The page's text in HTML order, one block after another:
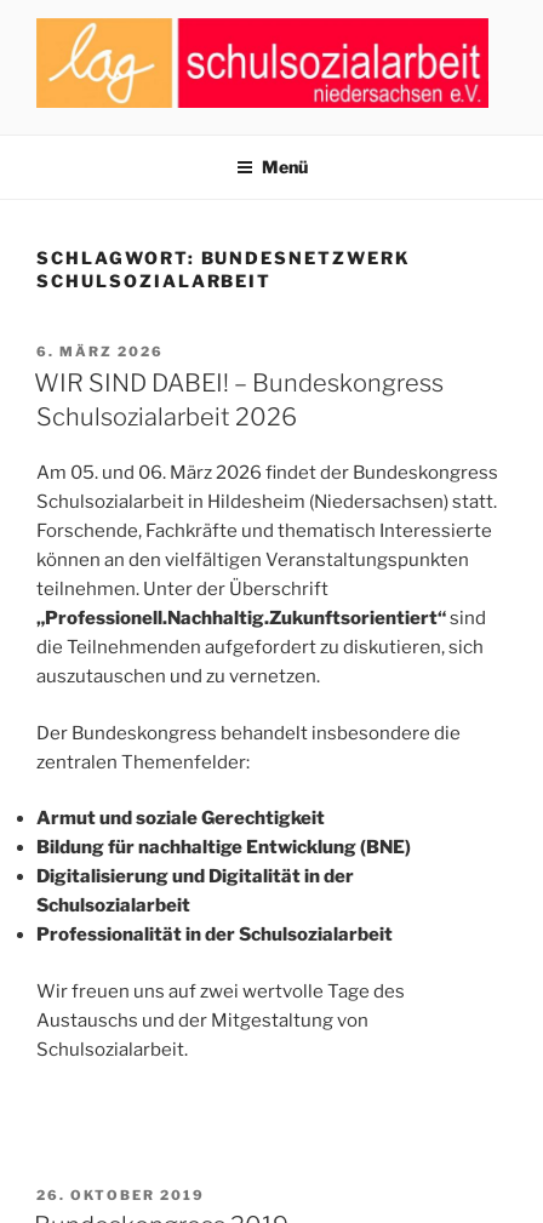
Zum
springen
NIEDERSACHSEN E.V.
Menü
SCHLAGWORT: BUNDESNETZWERK
SCHULSOZIALARBEIT
VERÖFFENTLICHT
AM
6. MÄRZ 2026
WIR SIND DABEI! – Bundeskongress
Schulsozialarbeit 2026
Am 05. und 06. März 2026 findet der Bundeskongress
Schulsozialarbeit in Hildesheim (Niedersachsen) statt.
Forschende, Fachkräfte und thematisch Interessierte
können an den vielfältigen Veranstaltungspunkten
teilnehmen. Unter der Überschrift
„Professionell.Nachhaltig.Zukunftsorientiert“sind
die Teilnehmenden aufgefordert zu diskutieren, sich
auszutauschen und zu vernetzen.
Der Bundeskongress behandelt insbesondere die
zentralen Themenfelder:
Armut und soziale Gerechtigkeit
Bildung für nachhaltige Entwicklung (BNE)
Digitalisierung und Digitalität in der
Schulsozialarbeit
Professionalität in der Schulsozialarbeit
Wir freuen uns auf zwei wertvolle Tage des
Austauschs und der Mitgestaltung von
Schulsozialarbeit.
VERÖFFENTLICHT
AM
26. OKTOBER 2019